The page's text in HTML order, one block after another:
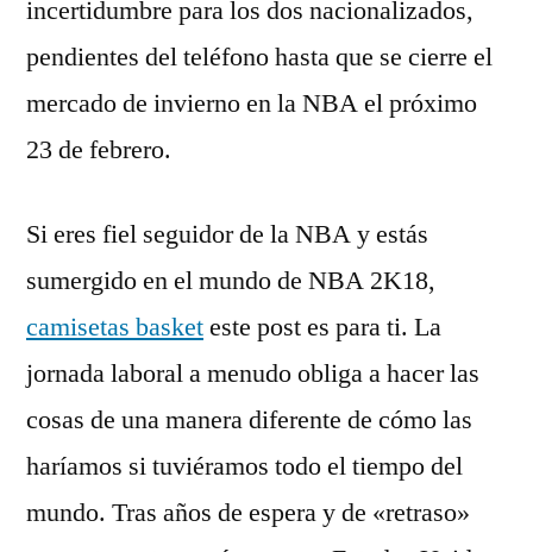
incertidumbre para los dos nacionalizados,
pendientes del teléfono hasta que se cierre el
mercado de invierno en la NBA el próximo
23 de febrero.
Si eres fiel seguidor de la NBA y estás
sumergido en el mundo de NBA 2K18,
camisetas basketeste post es para ti. La
jornada laboral a menudo obliga a hacer las
cosas de una manera diferente de cómo las
haríamos si tuviéramos todo el tiempo del
mundo. Tras años de espera y de «retraso»